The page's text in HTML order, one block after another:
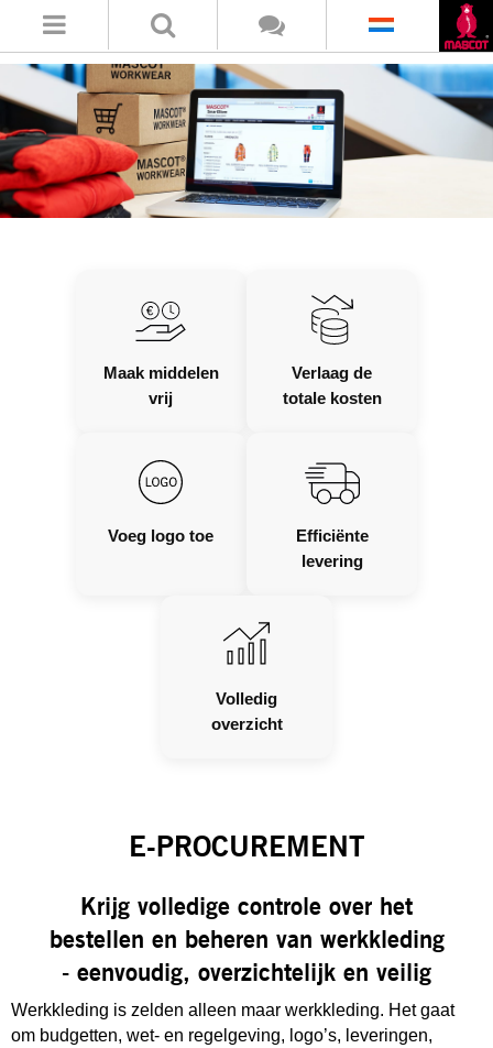
Maak middelen
vrij
Verlaag de
totale kosten
Voeg logo toe
Efficiënte
levering
Volledig
overzicht
E-PROCUREMENT
Krijg volledige controle over het
bestellen en beheren van werkkleding
- eenvoudig, overzichtelijk en veilig
Werkkleding is zelden alleen maar werkkleding. Het gaat
om budgetten, wet- en regelgeving, logo’s, leveringen,